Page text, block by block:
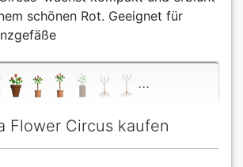
schönen Rot. Geeignet für
...
Flower Circus kaufen